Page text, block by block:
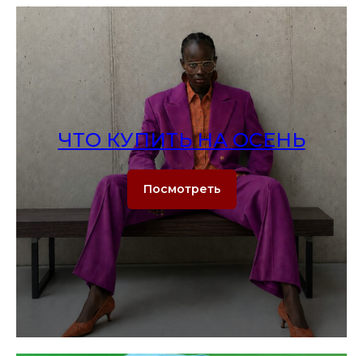
ЧТО КУПИТЬ НА ОСЕНЬ
Посмотреть